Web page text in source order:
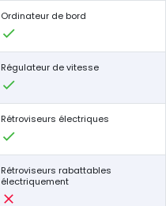
Ordinateur de bord
Régulateur de vitesse
Rétroviseurs électriques
Rétroviseurs rabattables
électriquement